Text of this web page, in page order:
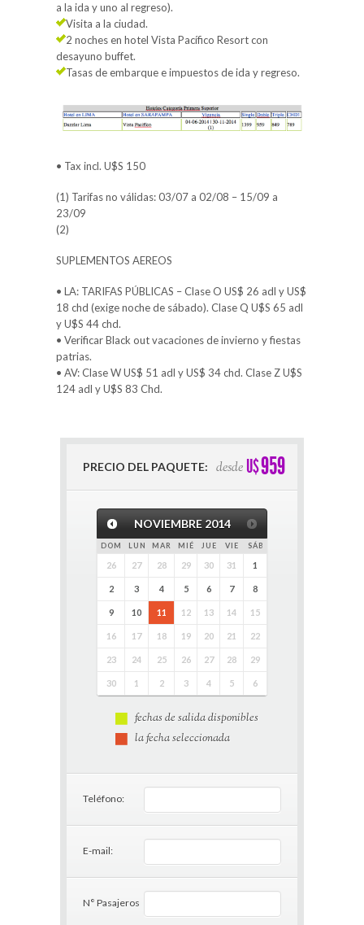
a la ida y uno al regreso).
Visita a la ciudad.
2 noches en hotel Vista Pacífico Resort con
desayuno buffet.
Tasas de embarque e impuestos de ida y regreso.
• Tax incl. U$S 150
(1) Tarifas no válidas: 03/07 a 02/08 – 15/09 a
23/09
(2)
SUPLEMENTOS AEREOS
• LA: TARIFAS PÚBLICAS – Clase O US$ 26 adl y US$
18 chd (exige noche de sábado). Clase Q U$S 65 adl
y U$S 44 chd.
• Verificar Black out vacaciones de invierno y fiestas
patrias.
• AV: Clase W US$ 51 adl y US$ 34 chd. Clase Z U$S
124 adl y U$S 83 Chd.
PRECIO DEL PAQUETE: desde U$959
NOVIEMBRE 2014
DOM LUN MAR MIÉ JUE VIE SÁB
26 27 28 29 30 31 1
2 3 4 5 6 7 8
9 10 11 12 13 14 15
16 17 18 19 20 21 22
23 24 25 26 27 28 29
30 1 2 3 4 5 6
fechas de salida disponibles
la fecha seleccionada
Teléfono:
E-mail:
N° Pasajeros